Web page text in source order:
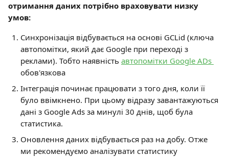
отримання даних потрібно враховувати низку
умов:
Синхронізація відбувається на основі GCLid (ключа
автопомітки, який дає Google при переході з
реклами). Тобто наявність автопомітки Google ADs
обов'язкова
Інтеграція починає працювати з того дня, коли її
було ввімкнено. При цьому відразу завантажуються
дані з Google Ads за минулі 30 днів, щоб була
статистика.
Оновлення даних відбувається раз на добу. Отже
ми рекомендуємо аналізувати статистику